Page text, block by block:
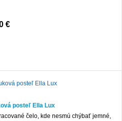
€
posteľ Ella Lux
čelo, kde nesmú chýbať jemné,